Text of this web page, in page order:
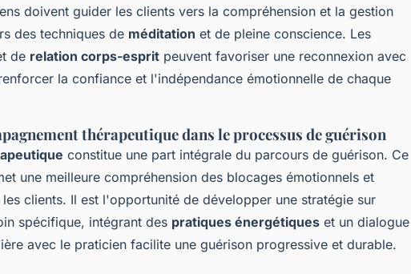
doivent guider les clients vers la compréhension et la gestion
des techniques de méditation et de pleine conscience. Les
de relation corps-esprit peuvent favoriser une reconnexion avec
la confiance et l'indépendance émotionnelle de chaque
thérapeutique dans le processus de guérison
constitue une part intégrale du parcours de guérison. Ce
une meilleure compréhension des blocages émotionnels et
clients. Il est l'opportunité de développer une stratégie sur
spécifique, intégrant des pratiques énergétiques et un dialogue
avec le praticien facilite une guérison progressive et durable.